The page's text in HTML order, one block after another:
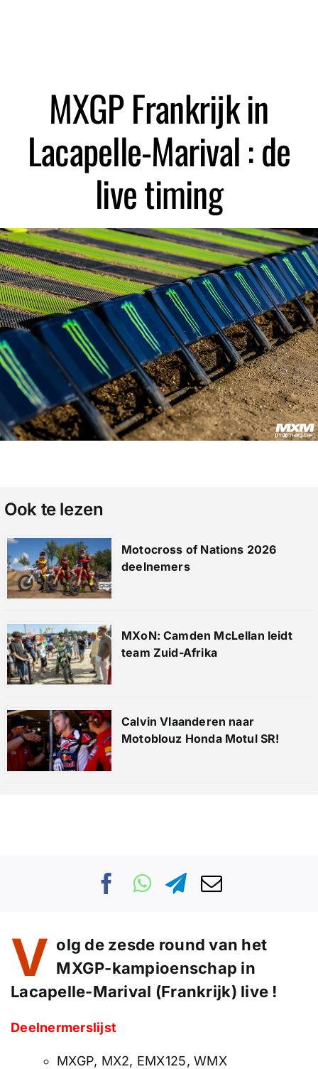
MXGP Frankrijk in
Lacapelle-Marival : de
live timing
Ook te lezen
Motocross of Nations 2026
deelnemers
MXoN: Camden McLellan leidt
team Zuid-Afrika
Calvin Vlaanderen naar
Motoblouz Honda Motul SR!
V olg de zesde round van het
MXGP-kampioenschap in
Lacapelle-Marival (Frankrijk) live !
Deelnermerslijst
MXGP, MX2, EMX125, WMX